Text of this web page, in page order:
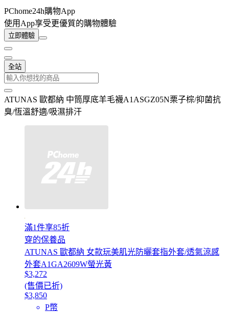
PChome24h購物App
使用App享受更優質的購物體驗
立即體驗
全站
ATUNAS 歐都納 中筒厚底羊毛襪A1ASGZ05N栗子棕/抑菌抗
臭/恆溫舒適/吸濕排汗
滿1件享85折
穿的保養品
ATUNAS 歐都納 女款玩美肌光防曬套指外套/透氣涼感
外套A1GA2609W螢光黃
$3,272
(售價已折)
$3,850
P幣